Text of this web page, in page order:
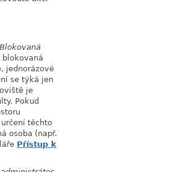
Blokovaná
jednorázové
se týká jen
je
Pokud
určení těchto
osoba (např.
Přístup k